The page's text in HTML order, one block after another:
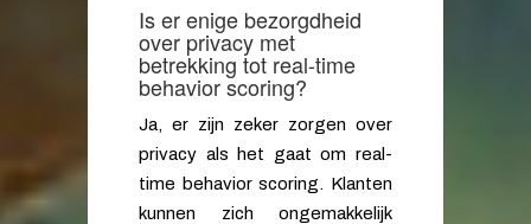
Is er enige bezorgdheid
over privacy met
betrekking tot real-time
behavior scoring?
Ja, er zijn zeker zorgen over
privacy als het gaat om real-
time behavior scoring. Klanten
kunnen zich ongemakkelijk